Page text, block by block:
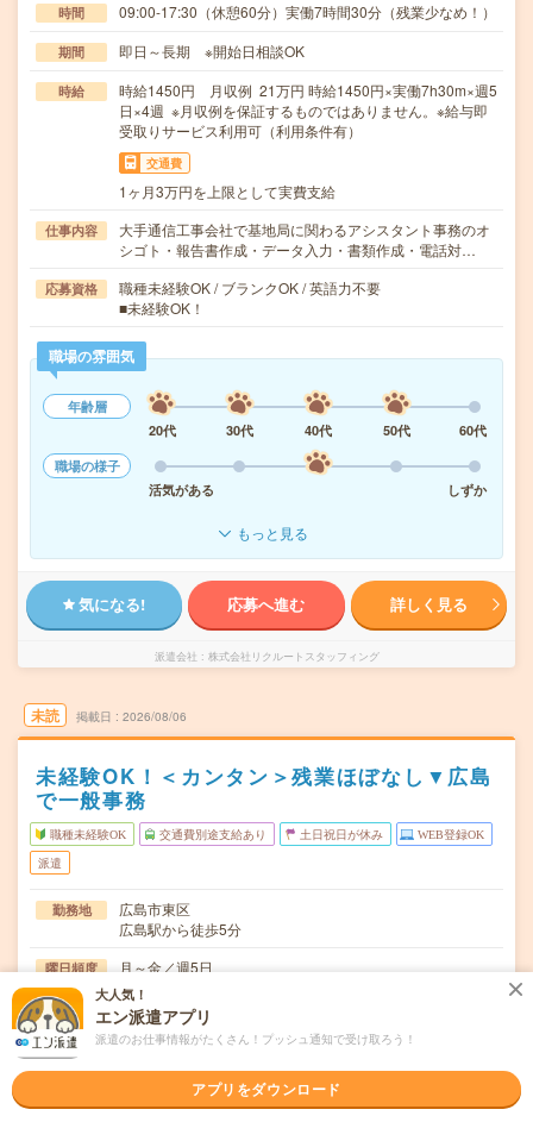
時間 09:00-17:30（休憩60分）実働7時間30分（残業少なめ！）
期間 即日～長期 ※開始日相談OK
時給
時給1450円 月収例 21万円 時給1450円×実働7h30m×週5
日×4週 ※月収例を保証するものではありません。※給与即
受取りサービス利用可（利用条件有）
交通費
1ヶ月3万円を上限として実費支給
仕事内容
大手通信工事会社で基地局に関わるアシスタント事務のオ
シゴト・報告書作成・データ入力・書類作成・電話対…
応募資格
職種未経験OK / ブランクOK / 英語力不要
■未経験OK！
職場の雰囲気
年齢層
20代
30代 40代 50代
60代
職場の様子
活気がある
しずか
もっと見る
気になる! 応募へ進む 詳しく見る
派遣会社 株式会社リクルートスタッフィング
未読 掲載日 2026/08/06
未経験OK！＜カンタン＞残業ほぼなし▼広島
で一般事務
職種未経験OK 交通費別途支給あり 土日祝日が休み WEB登録OK
派遣
勤務地
広島市東区
広島駅から徒歩5分
曜日頻度 月～金／週5日
時間 09:00-17:30（休憩60分）実働7時間30分（残業少なめ！）
期間 2026年08月24日～長期 ※開始日相談OK ※8月～！
時給1350円 月収例 20万円 時給1350円×実働7h30m×週5
日×4週 ※月収例を保証するものではありません。※給与即
大人気！
エン派遣アプリ
派遣のお仕事情報がたくさん！プッシュ通知で受け取ろう！
アプリをダウンロード